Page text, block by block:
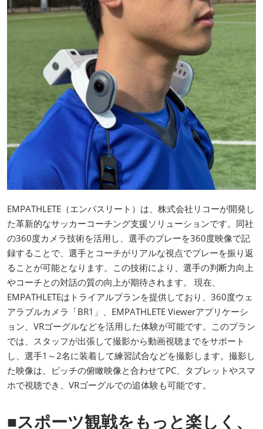
EMPATHLETE（エンパスリート）は、株式会社リコーが開発し
た革新的なサッカーコーチング支援ソリューションです。同社
の360度カメラ技術を活用し、選手のプレーを360度映像で記
録することで、選手とコーチがリアルな視点でプレーを振り返
ることが可能となります。この技術により、選手の判断力向上
やコーチとの対話の質の向上が期待されます。 現在、
EMPATHLETEはトライアルプランを提供しており、360度ウェ
アラブルカメラ「BR1」、EMPATHLETE Viewerアプリケーシ
ョン、VRゴーグルなどを活用した体験が可能です。このプラン
では、スタッフが出張して撮影から動画視聴までをサポート
し、選手1～2名に装着して練習試合などを撮影します。撮影し
た映像は、ピッチの俯瞰映像と合わせてPC、タブレットやスマ
ホで視聴でき、VRゴーグルでの追体験も可能です。
■スポーツ観戦をもっと楽しく、